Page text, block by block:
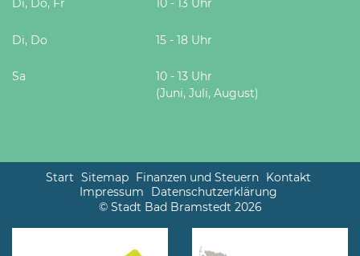
Di, Do, Fr 10 - 13 Uhr
Di, Do 15 - 18 Uhr
Sa
10 - 13 Uhr
(Juni, Juli, August)
Start Sitemap Finanzen und Steuern Kontakt
Impressum
Datenschutzerklärung
© Stadt Bad Bramstedt 2026